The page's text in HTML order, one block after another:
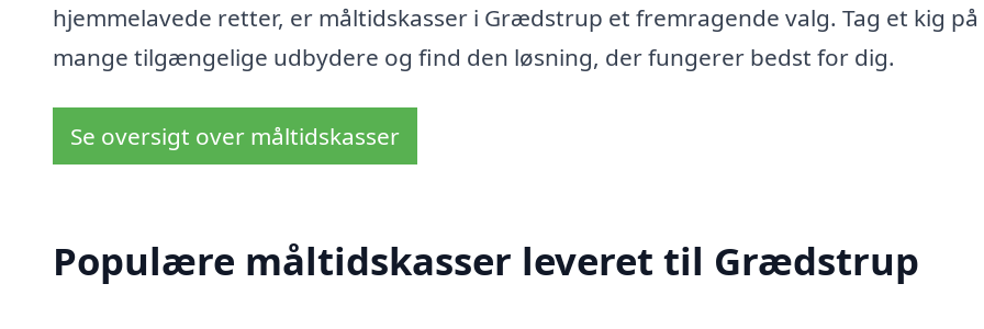
hjemmelavede retter, er måltidskasser i Grædstrup et fremragende valg. Tag et kig på
mange tilgængelige udbydere og find den løsning, der fungerer bedst for dig.
Se oversigt over måltidskasser
Populære måltidskasser leveret til Grædstrup